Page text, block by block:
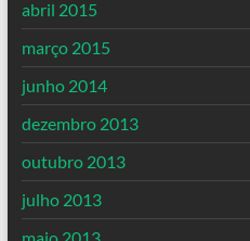
abril 2015
março 2015
junho 2014
dezembro 2013
outubro 2013
julho 2013